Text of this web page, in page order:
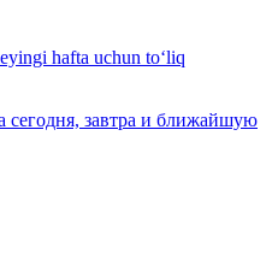
hafta uchun to‘liq
завтра и ближайшую